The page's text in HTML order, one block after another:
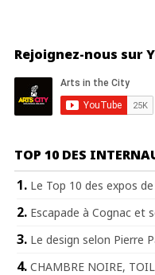
Rejoignez-nous sur
TOP 10 DES
Le Top 10 des expos
Escapade à Cognac et
Le design selon Pierre
CHAMBRE NOIRE,